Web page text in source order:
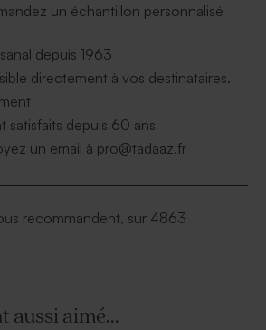
un échantillon personnalisé
depuis 1963
directement à vos destinataires.
satisfaits depuis 60 ans
un email à pro@tadaaz.fr
recommandent, sur 4863
aussi aimé...